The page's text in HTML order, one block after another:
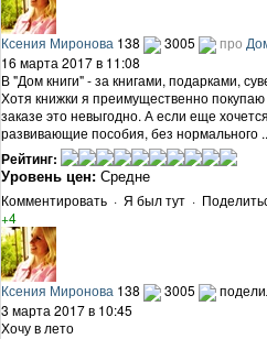
Ксения Миронова 138 3005 про
16 марта 2017 в 11:08
В "Дом книги" - за книгами, подарками,
Хотя книжки я преимущественно
заказе это невыгодно. А если еще
развивающие пособия, без нормального
Рейтинг:
Уровень цен: Средне
Комментировать · Я был тут ·
+4
Ксения Миронова 138 3005
3 марта 2017 в 10:45
Хочу в лето